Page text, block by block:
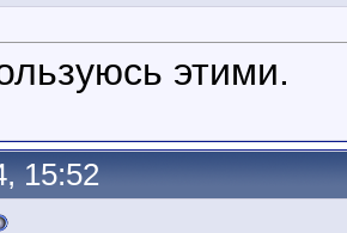
этими.
15:52